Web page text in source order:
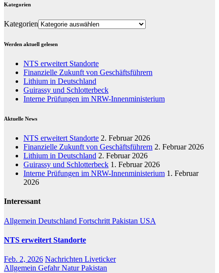
Kategorien
Kategorien
Werden aktuell gelesen
NTS erweitert Standorte
Finanzielle Zukunft von Geschäftsführern
Lithium in Deutschland
Guirassy und Schlotterbeck
Interne Prüfungen im NRW-Innenministerium
Aktuelle News
NTS erweitert Standorte 2. Februar 2026
Finanzielle Zukunft von Geschäftsführern 2. Februar 2026
Lithium in Deutschland 2. Februar 2026
Guirassy und Schlotterbeck 1. Februar 2026
Interne Prüfungen im NRW-Innenministerium 1. Februar
2026
Interessant
Allgemein Deutschland Fortschritt Pakistan USA
NTS erweitert Standorte
Feb. 2, 2026 Nachrichten Liveticker
Allgemein GefahrNaturPakistan